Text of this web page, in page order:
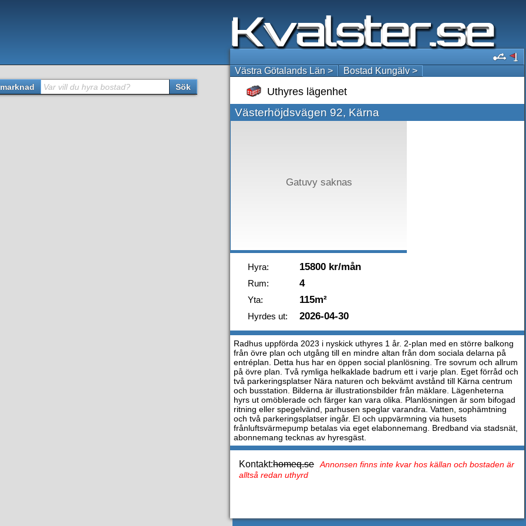
Västra Götalands Län > Bostad Kungälv >
Uthyres lägenhet
Västerhöjdsvägen 92, Kärna
Gatuvy saknas
Hyra: 15800 kr/mån
Rum: 4
Yta: 115m²
Hyrdes ut: 2026-04-30
Radhus uppförda 2023 i nyskick uthyres 1 år. 2-plan med en större balkong
från övre plan och utgång till en mindre altan från dom sociala delarna på
entréplan. Detta hus har en öppen social planlösning. Tre sovrum och allrum
på övre plan. Två rymliga helkaklade badrum ett i varje plan. Eget förråd och
två parkeringsplatser Nära naturen och bekvämt avstånd till Kärna centrum
och busstation. Bilderna är illustrationsbilder från mäklare. Lägenheterna
hyrs ut omöblerade och färger kan vara olika. Planlösningen är som bifogad
ritning eller spegelvänd, parhusen speglar varandra. Vatten, sophämtning
och två parkeringsplatser ingår. El och uppvärmning via husets
frånluftsvärmepump betalas via eget elabonnemang. Bredband via stadsnät,
abonnemang tecknas av hyresgäst.
Kontakt:homeq.se
Annonsen finns inte kvar hos källan och bostaden är
alltså redan uthyrd
Var vill du hyra bostad? Sök